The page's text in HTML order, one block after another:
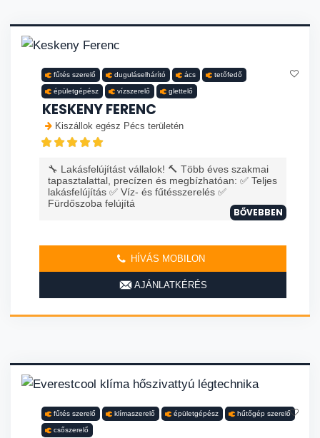
fűtés szerelő duguláselhárító ács tetőfedő
épületgépész vízszerelő glettelő
KESKENY FERENC
Kiszállok egész Pécs területén
🔧 Lakásfelújítást vállalok! 🔨 Több éves szakmai
tapasztalattal, precízen és megbízhatóan: ✅ Teljes
lakásfelújítás ✅ Víz- és fűtésszerelés ✅
Fürdőszoba felújítá
BŐVEBBEN
HÍVÁS MOBILON
AJÁNLATKÉRÉS
fűtés szerelő klímaszerelő épületgépész hűtőgép szerelő
csőszerelő